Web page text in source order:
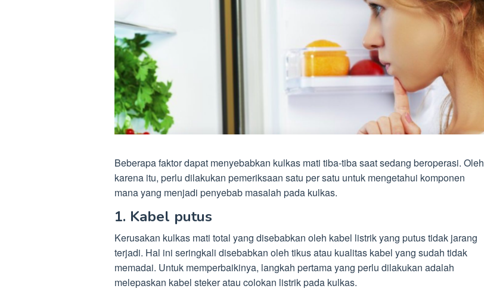
Beberapa faktor dapat menyebabkan kulkas mati tiba-tiba saat sedang beroperasi. Oleh
karena itu, perlu dilakukan pemeriksaan satu per satu untuk mengetahui komponen
mana yang menjadi penyebab masalah pada kulkas.
1. Kabel putus
Kerusakan kulkas mati total yang disebabkan oleh kabel listrik yang putus tidak jarang
terjadi. Hal ini seringkali disebabkan oleh tikus atau kualitas kabel yang sudah tidak
memadai. Untuk memperbaikinya, langkah pertama yang perlu dilakukan adalah
melepaskan kabel steker atau colokan listrik pada kulkas.